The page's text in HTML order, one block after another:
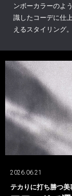
ンボーカラーのよ
識したコーデに仕
えるスタイリング。
2026.06.21
テカりに打ち勝つ